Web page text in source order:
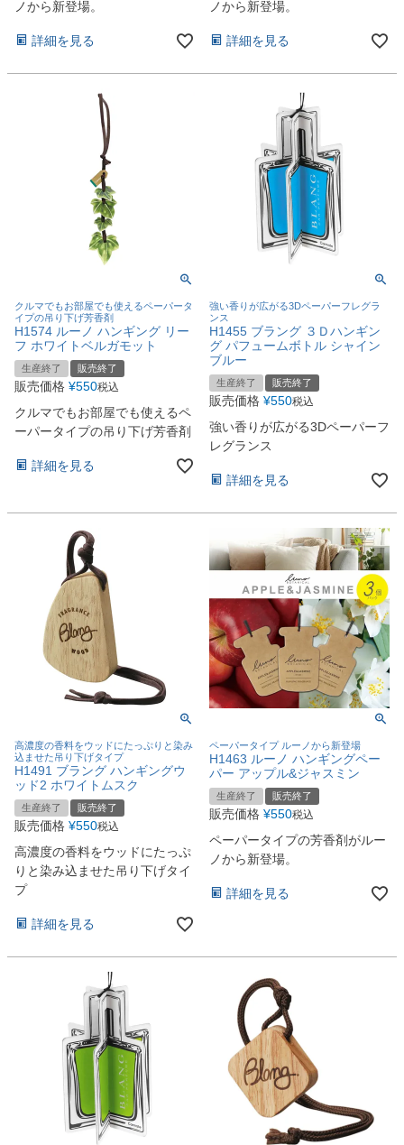
ノから新登場。
詳細を見る
ノから新登場。
詳細を見る
クルマでもお部屋でも使えるペーパータ
イプの吊り下げ芳香剤
H1574 ルーノ ハンギング リー
フ ホワイトベルガモット
生産終了 販売終了
販売価格 ¥550税込
クルマでもお部屋でも使えるペ
ーパータイプの吊り下げ芳香剤
詳細を見る
強い香りが広がる3Dペーパーフレグラ
ンス
H1455 ブラング ３Ｄハンギン
グ パフュームボトル シャイン
ブルー
生産終了 販売終了
販売価格 ¥550税込
強い香りが広がる3Dペーパーフ
レグランス
詳細を見る
高濃度の香料をウッドにたっぷりと染み
込ませた吊り下げタイプ
H1491 ブラング ハンギングウ
ッド2 ホワイトムスク
生産終了 販売終了
販売価格 ¥550税込
高濃度の香料をウッドにたっぷ
りと染み込ませた吊り下げタイ
プ
詳細を見る
ペーパータイプ ルーノから新登場
H1463 ルーノ ハンギングペー
パー アップル&ジャスミン
生産終了 販売終了
販売価格 ¥550税込
ペーパータイプの芳香剤がルー
ノから新登場。
詳細を見る